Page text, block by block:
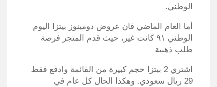
الوطني.
أما العام الماضي فان عروض دومينوز بيتزا اليوم
الوطني ٩١ كانت غير، حيث قدم المتجر فرصة
طلب ذهبية
اشتري 2 بيتزا حجم كبيرة من القائمة وادفع فقط
29 ريال سعودي. وهكذا الحال كل عام في